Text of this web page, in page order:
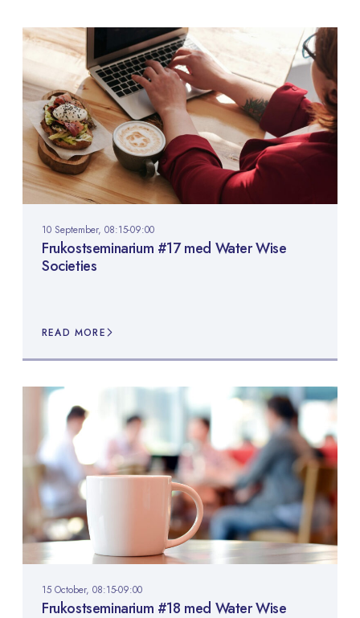
10 September, 08:15-09:00
Frukostseminarium #17 med Water Wise
Societies
READ MORE
15 October, 08:15-09:00
Frukostseminarium #18 med Water Wise